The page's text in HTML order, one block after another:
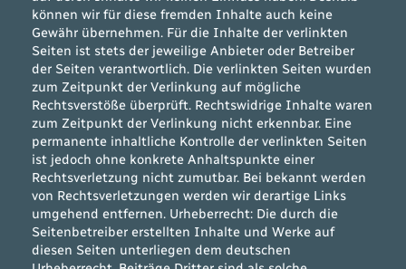
können wir für diese fremden Inhalte auch keine
Gewähr übernehmen. Für die Inhalte der verlinkten
Seiten ist stets der jeweilige Anbieter oder Betreiber
der Seiten verantwortlich. Die verlinkten Seiten wurden
zum Zeitpunkt der Verlinkung auf mögliche
Rechtsverstöße überprüft. Rechtswidrige Inhalte waren
zum Zeitpunkt der Verlinkung nicht erkennbar. Eine
permanente inhaltliche Kontrolle der verlinkten Seiten
ist jedoch ohne konkrete Anhaltspunkte einer
Rechtsverletzung nicht zumutbar. Bei bekannt werden
von Rechtsverletzungen werden wir derartige Links
umgehend entfernen. Urheberrecht: Die durch die
Seitenbetreiber erstellten Inhalte und Werke auf
diesen Seiten unterliegen dem deutschen